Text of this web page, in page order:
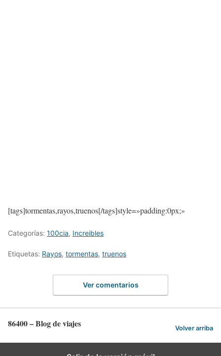
[tags]tormentas,rayos,truenos[/tags]style=»padding:0px;»
Categorías: 100cia, Increibles
Etiquetas: Rayos, tormentas, truenos
Ver comentarios
86400 – Blog de viajes Volver arriba